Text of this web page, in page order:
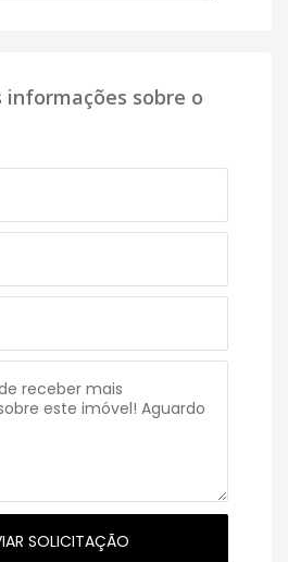
informações sobre o